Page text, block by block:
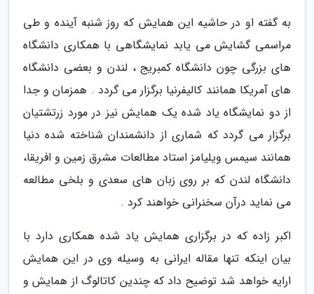
به گفته او در حاشیه این همایش که روز شنبه آینده و طی
مراسمی گشایش می یابد نمایشگاهی با همکاری دانشگاه
های بزرگی چون دانشگاه کمبریج ، لندن و بعضی دانشگاه
های آمریکا همانند کالیفرنیا برگزار می گردد . همزمان و جدا
از دو نمایشگاه یاد شده یک همایش نیز در مورد زرتشتیان
برگزار می گردد که شماری از دانشمندان شناخته شده دنیا
همانند سیمس ویلیامز استاد مطالعات مشرق زمین و افریقا،
دانشگاه لندن که بر روی زبان های سعدی و بلخی مطالعه
می نماید درآن سخنرانی خواهند کرد .
اکبر زاده که در برگزاری همایش یاد شده همکاری دارد با
بیان اینکه تنها مقاله ایرانی به وسیله وی در این همایش
ارایه خواهد شد توضیح داد که چندین کاتالوگ از همایش و